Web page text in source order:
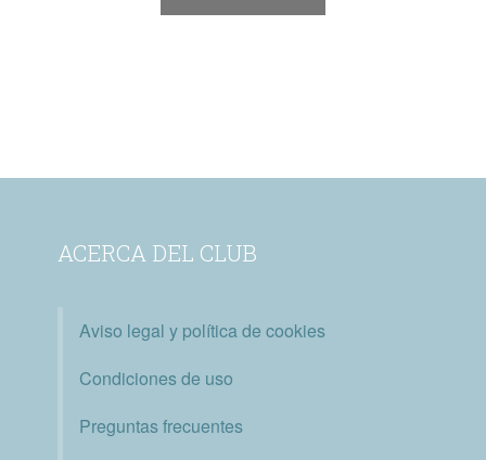
ACERCA DEL CLUB
Aviso legal y política de cookies
Condiciones de uso
Preguntas frecuentes